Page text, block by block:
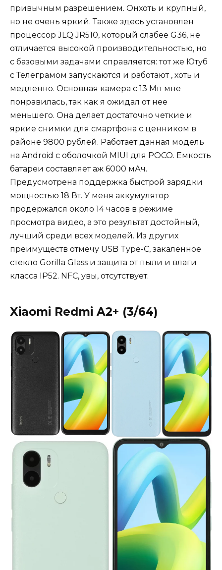
привычным разрешением. Онхоть и крупный,
но не очень яркий. Также здесь установлен
процессор JLQ JR510, который слабее G36, не
отличается высокой производительностью, но
с базовыми задачами справляется: тот же Ютуб
с Телеграмом запускаются и работают , хоть и
медленно. Основная камера с 13 Мп мне
понравилась, так как я ожидал от нее
меньшего. Она делает достаточно четкие и
яркие снимки для смартфона с ценником в
районе 9800 рублей. Работает данная модель
на Android с оболочкой MIUI для POCO. Емкость
батареи составляет аж 6000 мАч.
Предусмотрена поддержка быстрой зарядки
мощностью 18 Вт. У меня аккумулятор
продержался около 14 часов в режиме
просмотра видео, а это результат достойный,
лучший среди всех моделей. Из других
преимуществ отмечу USB Type-C, закаленное
стекло Gorilla Glass и защита от пыли и влаги
класса IP52. NFC, увы, отсутствует.
Xiaomi Redmi A2+ (3/64)